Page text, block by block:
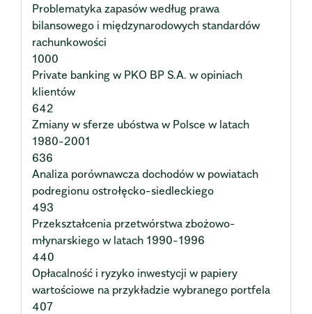
Problematyka zapasów według prawa
bilansowego i międzynarodowych standardów
rachunkowości
1000
Private banking w PKO BP S.A. w opiniach
klientów
642
Zmiany w sferze ubóstwa w Polsce w latach
1980-2001
636
Analiza porównawcza dochodów w powiatach
podregionu ostrołęcko-siedleckiego
493
Przekształcenia przetwórstwa zbożowo-
młynarskiego w latach 1990-1996
440
Opłacalność i ryzyko inwestycji w papiery
wartościowe na przykładzie wybranego portfela
407